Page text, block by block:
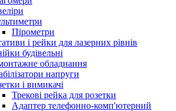
Пірометри
і рейки для лазерних рівнів
будівельні
обладнання
напруги
і вимикачі
Трекові рейка для розетки
Адаптер телефонно-комп'ютерний